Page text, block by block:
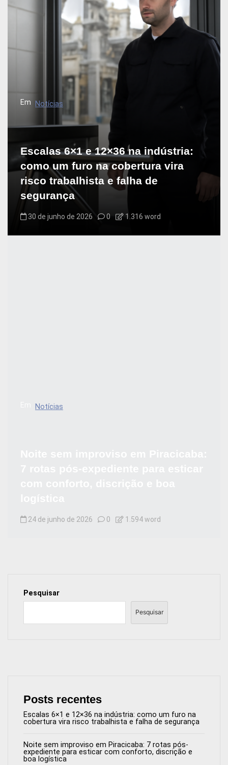
ç
Em Notícias
Escalas 6×1 e 12×36 na indústria:
como um furo na cobertura vira
risco trabalhista e falha de
segurança
30 de junho de 2026 0 1.316 word
Notícias
24 de junho de 2026 0 1.594 word
Pesquisar
Pesquisar
Posts recentes
Escalas 6×1 e 12×36 na indústria: como um furo na
cobertura vira risco trabalhista e falha de segurança
Noite sem improviso em Piracicaba: 7 rotas pós-
expediente para esticar com conforto, discrição e
boa logística